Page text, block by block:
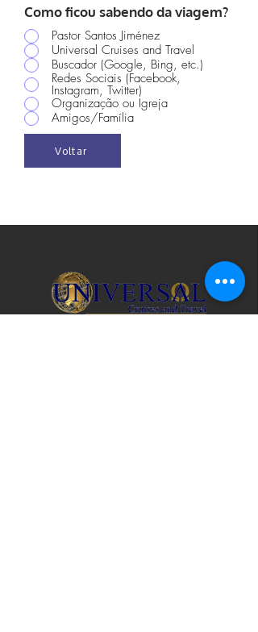
Como ficou sabendo da viagem?
Pastor Santos Jiménez
Universal Cruises and Travel
Buscador (Google, Bing, etc.)
Redes Sociais (Facebook,
Instagram, Twitter)
Organização ou Igreja
Amigos/Família
Voltar